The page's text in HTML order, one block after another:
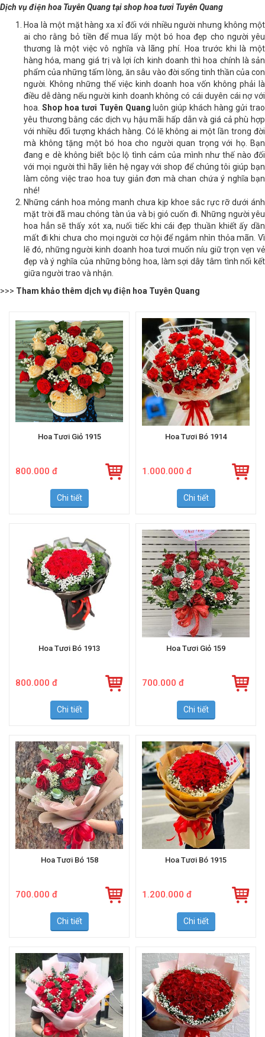
Dịch vụ điện hoa Tuyên Quang tại shop hoa tươi Tuyên Quang
Hoa là một mặt hàng xa xỉ đối với nhiều người nhưng không một
ai cho rằng bỏ tiền để mua lấy một bó hoa đẹp cho người yêu
thương là một việc vô nghĩa và lãng phí. Hoa trước khi là một
hàng hóa, mang giá trị và lợi ích kinh doanh thì hoa chính là sản
phẩm của những tấm lòng, ăn sâu vào đời sống tinh thần của con
người. Không những thế việc kinh doanh hoa vốn không phải là
điều dễ dàng nếu người kinh doanh không có cái duyên cái nợ với
hoa.Shop hoa tươi Tuyên Quang
luôn giúp khách hàng gửi trao
yêu thương bằng các dịch vụ hậu mãi hấp dẫn và giá cả phù hợp
với nhiều đối tượng khách hàng. Có lẽ không ai một lần trong đời
mà không tặng một bó hoa cho người quan trọng với họ. Bạn
đang e dè không biết bộc lộ tình cảm của mình như thế nào đối
với mọi người thì hãy liên hệ ngay với shop để chúng tôi giúp bạn
làm công việc trao hoa tuy giản đơn mà chan chứa ý nghĩa bạn
nhé!
Những cánh hoa mỏng manh chưa kịp khoe sắc rực rỡ dưới ánh
mặt trời đã mau chóng tàn úa và bị gió cuốn đi. Những người yêu
hoa hẳn sẽ thấy xót xa, nuối tiếc khi cái đẹp thuần khiết ấy dần
mất đi khi chưa cho mọi người cơ hội để ngắm nhìn thỏa mãn. Vì
lẽ đó, những người kinh doanh hoa tươi muốn níu giữ trọn vẹn vẻ
đẹp và ý nghĩa của những bông hoa, làm sợi dây tâm tình nối kết
giữa người trao và nhận.
Tham khảo thêm dịch vụ điện hoa Tuyên Quang
Chi tiết Chi tiết
Chi tiết Chi tiết
Chi tiết Chi tiết